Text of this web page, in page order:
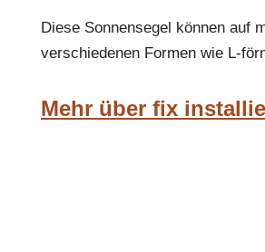
Diese Sonnensegel können auf
verschiedenen Formen wie L-
Mehr über fix